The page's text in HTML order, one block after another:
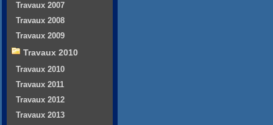
Travaux 2007
Travaux 2008
Travaux 2009
Travaux 2010
Travaux 2010
Travaux 2011
Travaux 2012
Travaux 2013